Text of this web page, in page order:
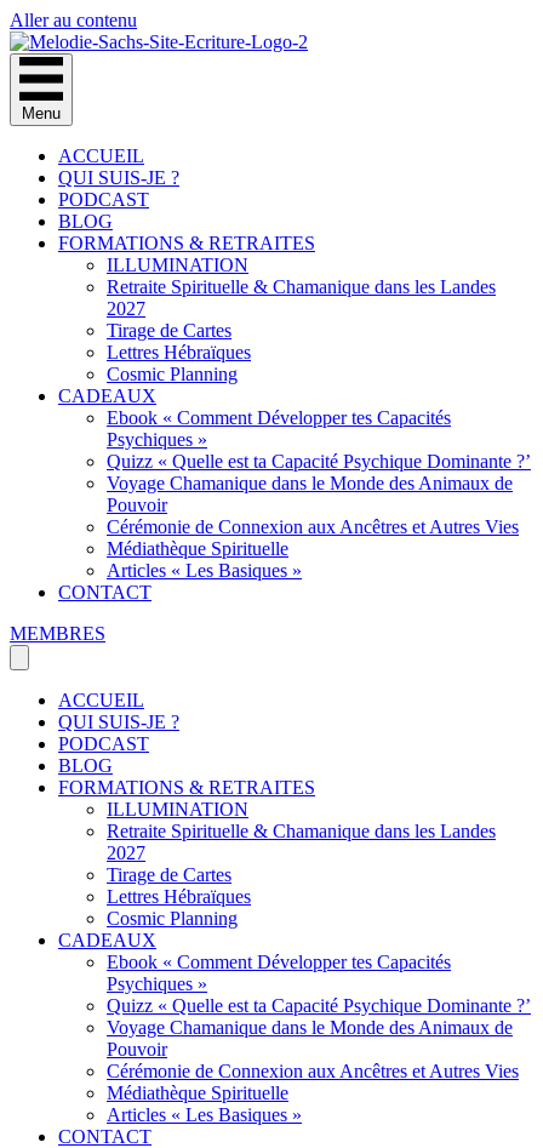
Aller au contenu
Menu
ACCUEIL
QUI SUIS-JE ?
PODCAST
BLOG
FORMATIONS & RETRAITES
ILLUMINATION
Retraite Spirituelle & Chamanique dans les Landes
2027
Tirage de Cartes
Lettres Hébraïques
Cosmic Planning
CADEAUX
Ebook « Comment Développer tes Capacités
Psychiques »
Quizz « Quelle est ta Capacité Psychique Dominante ?’
Voyage Chamanique dans le Monde des Animaux de
Pouvoir
Cérémonie de Connexion aux Ancêtres et Autres Vies
Médiathèque Spirituelle
Articles « Les Basiques »
CONTACT
MEMBRES
ACCUEIL
QUI SUIS-JE ?
PODCAST
BLOG
FORMATIONS & RETRAITES
ILLUMINATION
Retraite Spirituelle & Chamanique dans les Landes
2027
Tirage de Cartes
Lettres Hébraïques
Cosmic Planning
CADEAUX
Ebook « Comment Développer tes Capacités
Psychiques »
Quizz « Quelle est ta Capacité Psychique Dominante ?’
Voyage Chamanique dans le Monde des Animaux de
Pouvoir
Cérémonie de Connexion aux Ancêtres et Autres Vies
Médiathèque Spirituelle
Articles « Les Basiques »
CONTACT